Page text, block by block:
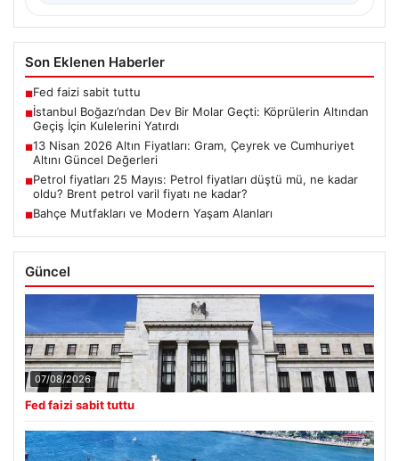
Son Eklenen Haberler
■Fed faizi sabit tuttu
■İstanbul Boğazı’ndan Dev Bir Molar Geçti: Köprülerin Altından
Geçiş İçin Kulelerini Yatırdı
■13 Nisan 2026 Altın Fiyatları: Gram, Çeyrek ve Cumhuriyet
Altını Güncel Değerleri
■Petrol fiyatları 25 Mayıs: Petrol fiyatları düştü mü, ne kadar
oldu? Brent petrol varil fiyatı ne kadar?
■Bahçe Mutfakları ve Modern Yaşam Alanları
Güncel
07/08/2026
Fed faizi sabit tuttu